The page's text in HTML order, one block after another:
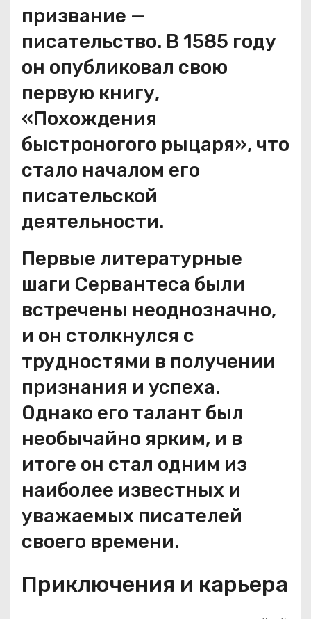
призвание —
писательство. В 1585 году
он опубликовал свою
первую книгу,
«Похождения
быстроногого рыцаря», что
стало началом его
писательской
деятельности.
Первые литературные
шаги Сервантеса были
встречены неоднозначно,
и он столкнулся с
трудностями в получении
признания и успеха.
Однако его талант был
необычайно ярким, и в
итоге он стал одним из
наиболее известных и
уважаемых писателей
своего времени.
Приключения и карьера